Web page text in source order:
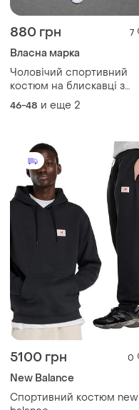
880 грн 7
Власна марка
Чоловічий спортивний
костюм на блискавці з
капюшоном кофта тканина
плащівка 46-48,50-52,54-
46-48 и еще 2
5100 грн 0
New Balance
Спортивний костюм new